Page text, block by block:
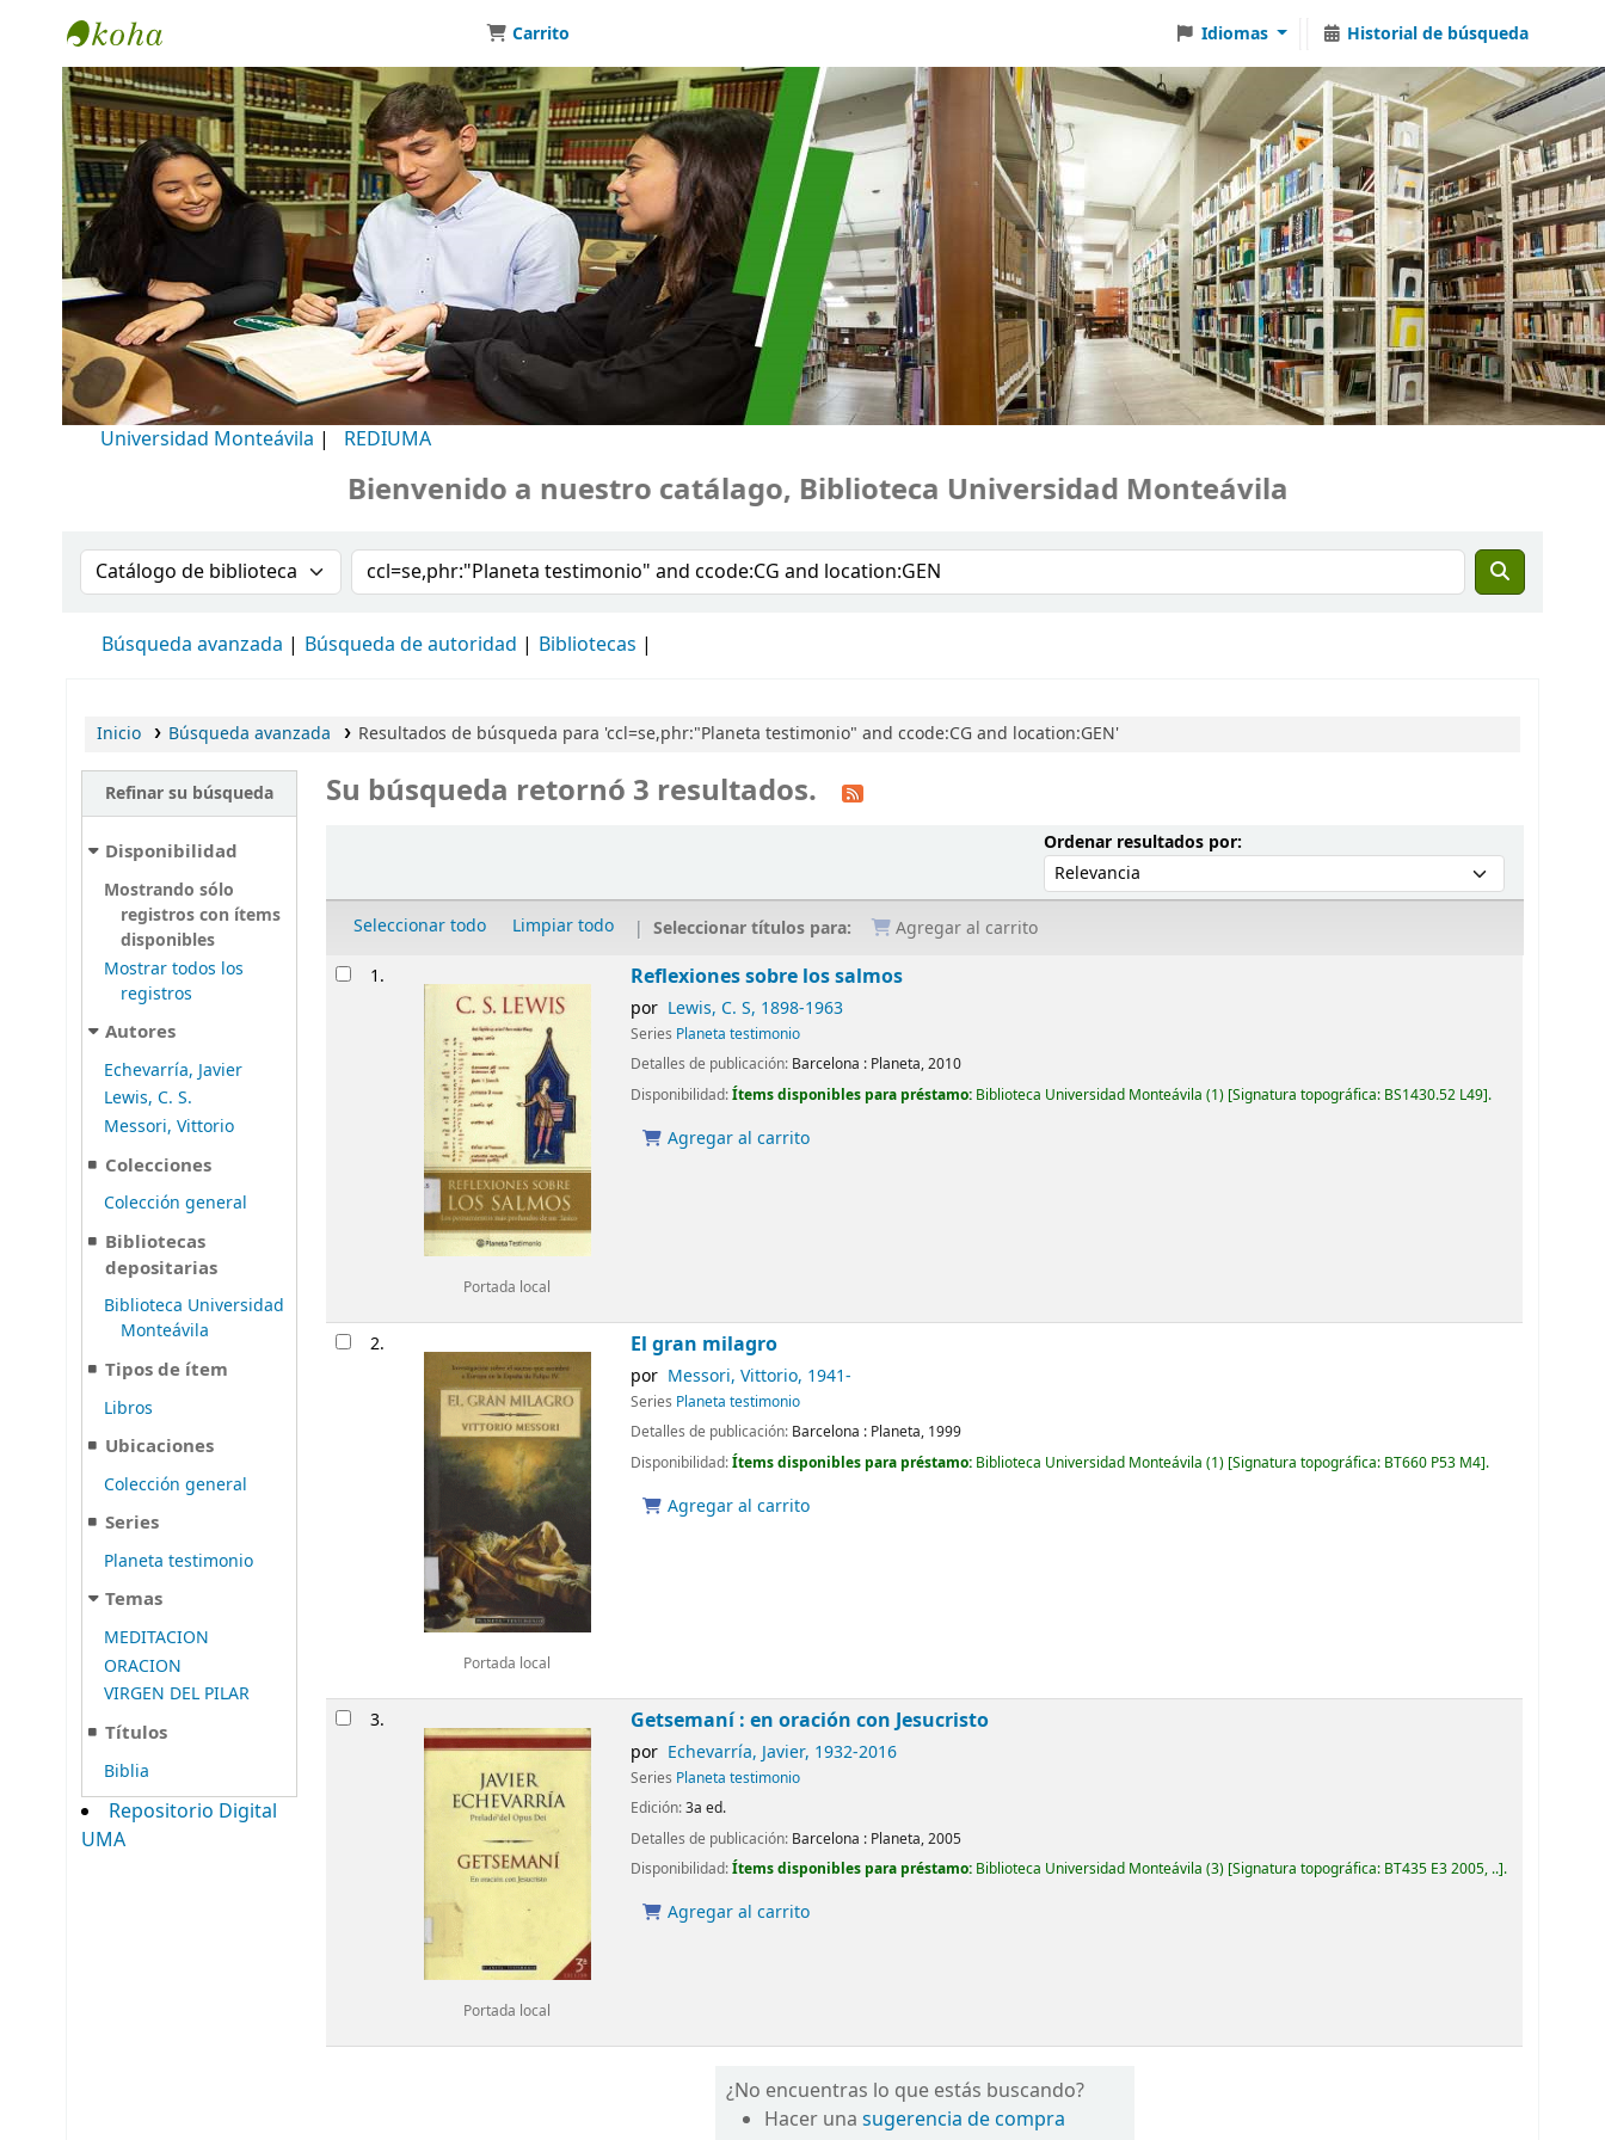
Biblioteca Universidad Monteávila
Carrito Idiomas Historial de búsqueda
Universidad Monteávila | REDIUMA
Bienvenido a nuestro catálago, Biblioteca Universidad Monteávila
Buscar en el catálogo por:Buscar en el catálogo
Búsqueda avanzada Búsqueda de autoridad Bibliotecas
Inicio Búsqueda avanzada Resultados de búsqueda para 'ccl=se,phr:"Planeta testimonio" and ccode:CG and location:GEN'
Refinar su búsqueda
Disponibilidad
Mostrando sólo
registros con ítems
disponibles
Mostrar todos los
registros
Autores
Echevarría, Javier
Lewis, C. S.
Messori, Vittorio
Colecciones
Colección general
Bibliotecas
depositarias
Biblioteca Universidad
Monteávila
Tipos de ítem
Libros
Ubicaciones
Colección general
Series
Planeta testimonio
Temas
MEDITACION
ORACION
VIRGEN DEL PILAR
Títulos
Biblia
Repositorio Digital
UMA
Su búsqueda retornó 3 resultados.
Ordenar resultados por:Ordenar por:
Seleccionar todo Limpiar todo Seleccionar títulos para: Agregar al carrito
Resultados
1.
Portada local
Reflexiones sobre los salmos
por Lewis, C. S, 1898-1963
Series Planeta testimonio
Detalles de publicación: Barcelona : Planeta,2010
Disponibilidad:Ítems disponibles para préstamo: Biblioteca Universidad Monteávila (1) Signatura topográfica: BS1430.52 L49 .
Agregar al carrito
2.
Portada local
El gran milagro
por Messori, Vittorio, 1941-
Series Planeta testimonio
Detalles de publicación: Barcelona : Planeta, 1999
Disponibilidad:Ítems disponibles para préstamo: Biblioteca Universidad Monteávila (1) Signatura topográfica: BT660 P53 M4 .
Agregar al carrito
3.
Portada local
Getsemaní : en oración con Jesucristo
por Echevarría, Javier, 1932-2016
Series Planeta testimonio
Edición:3a ed.
Detalles de publicación: Barcelona : Planeta,2005
Disponibilidad:Ítems disponibles para préstamo: Biblioteca Universidad Monteávila (3) Signatura topográfica: BT435 E3 2005, .. .
Agregar al carrito
¿No encuentras lo que estás buscando?
Hacer unasugerencia de compra